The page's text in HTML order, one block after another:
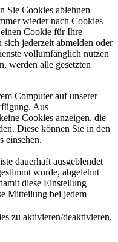
Sie Cookies ablehnen
wieder nach Cookies
Cookie für Ihre
jederzeit abmelden oder
vollumfänglich nutzen
werden alle gesetzten
Computer auf unserer
Aus
Cookies anzeigen, die
Diese können Sie in den
einsehen.
dauerhaft ausgeblendet
wurde, abgelehnt
diese Einstellung
Mitteilung bei jedem
zu aktivieren/deaktivieren.